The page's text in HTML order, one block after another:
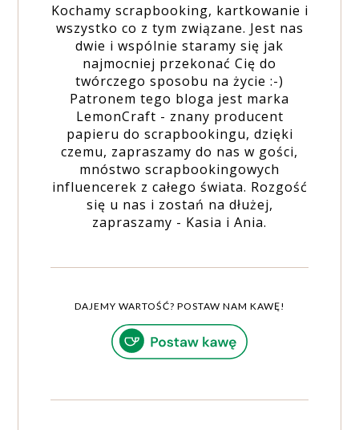
Kochamy scrapbooking, kartkowanie i
wszystko co z tym związane. Jest nas
dwie i wspólnie staramy się jak
najmocniej przekonać Cię do
twórczego sposobu na życie :-)
Patronem tego bloga jest marka
LemonCraft - znany producent
papieru do scrapbookingu, dzięki
czemu, zapraszamy do nas w gości,
mnóstwo scrapbookingowych
influencerek z całego świata. Rozgość
się u nas i zostań na dłużej,
zapraszamy - Kasia i Ania.
DAJEMY WARTOŚĆ? POSTAW NAM KAWĘ!